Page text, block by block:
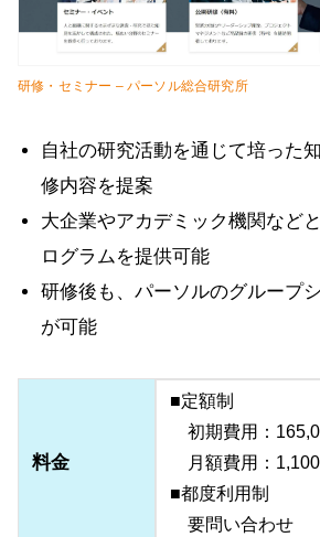
研修・セミナー – パーソル総合研究所
自社の研究活動を通じて培った
修内容を提案
大企業やアカデミック機関など
ログラムを提供可能
研修後も、パーソルのグループ
が可能
料金
■定額制
初期費用：
月額費用：1,100
■都度利用制
要問い合わせ